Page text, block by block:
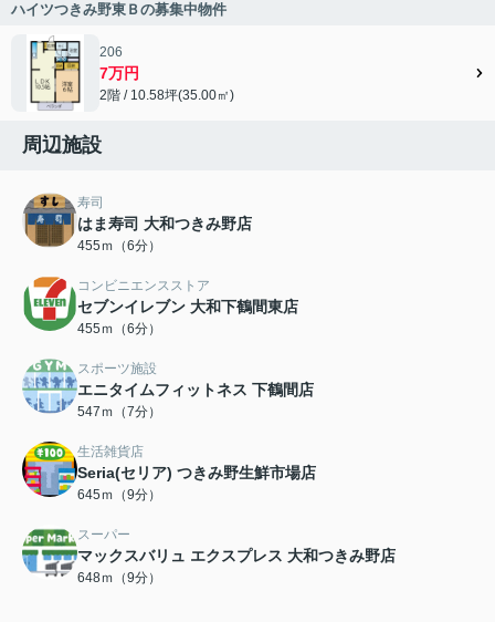
ハイツつきみ野東Ｂの募集中物件
206
7万円
2階 / 10.58坪(35.00㎡)
周辺施設
寿司
はま寿司 大和つきみ野店
455ｍ（6分）
コンビニエンスストア
セブンイレブン 大和下鶴間東店
455ｍ（6分）
スポーツ施設
エニタイムフィットネス 下鶴間店
547ｍ（7分）
生活雑貨店
Seria(セリア) つきみ野生鮮市場店
645ｍ（9分）
スーパー
マックスバリュ エクスプレス 大和つきみ野店
648ｍ（9分）